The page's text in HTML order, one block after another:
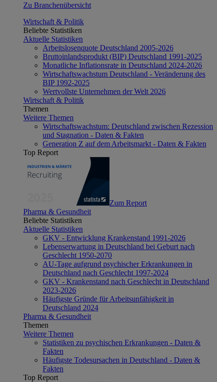
Zu Branchenübersicht
Wirtschaft & Politik
Beliebte Statistiken
Aktuelle Statistiken
Arbeitslosenquote Deutschland 2005-2026
Bruttoinlandsprodukt (BIP) Deutschland 1991-2025
Monatliche Inflationsrate in Deutschland 2024-2026
Wirtschaftswachstum Deutschland - Veränderung des
BIP 1992-2025
Wertvollste Unternehmen der Welt 2026
Wirtschaft & Politik
Themen
Weitere Themen
Wirtschaftswachstum: Deutschland zwischen Rezession
und Stagnation - Daten & Fakten
Generation Z auf dem Arbeitsmarkt - Daten & Fakten
Top Report
Zum Report
Pharma & Gesundheit
Beliebte Statistiken
Aktuelle Statistiken
GKV - Entwicklung Krankenstand 1991-2026
Lebenserwartung in Deutschland bei Geburt nach
Geschlecht 1950-2070
AU-Tage aufgrund psychischer Erkrankungen in
Deutschland nach Geschlecht 1997-2024
GKV - Krankenstand nach Geschlecht in Deutschland
2023-2026
Häufigste Gründe für Arbeitsunfähigkeit in
Deutschland 2024
Pharma & Gesundheit
Themen
Weitere Themen
Statistiken zu psychischen Erkrankungen - Daten &
Fakten
Häufigste Todesursachen in Deutschland - Daten &
Fakten
Top Report